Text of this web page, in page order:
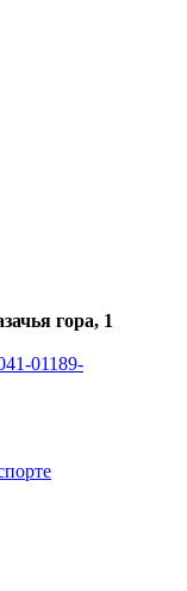
гора, 1
01189-